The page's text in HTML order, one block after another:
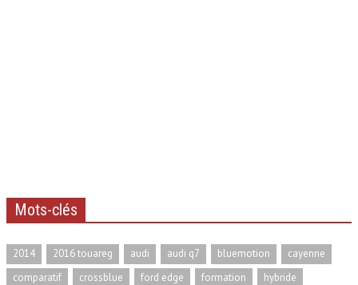
Mots-clés
2014 2016 touareg audi audi q7 bluemotion
cayenne
comparatif
crossblue ford edge formation
hybride